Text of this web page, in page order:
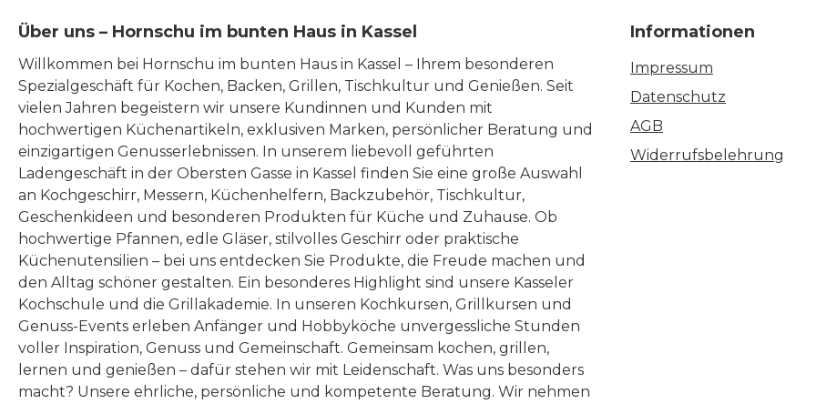
Über uns – Hornschu im bunten Haus in Kassel
Willkommen bei Hornschu im bunten Haus in Kassel – Ihrem besonderen
Spezialgeschäft für Kochen, Backen, Grillen, Tischkultur und Genießen. Seit
vielen Jahren begeistern wir unsere Kundinnen und Kunden mit
hochwertigen Küchenartikeln, exklusiven Marken, persönlicher Beratung und
einzigartigen Genusserlebnissen. In unserem liebevoll geführten
Ladengeschäft in der Obersten Gasse in Kassel finden Sie eine große Auswahl
an Kochgeschirr, Messern, Küchenhelfern, Backzubehör, Tischkultur,
Geschenkideen und besonderen Produkten für Küche und Zuhause. Ob
hochwertige Pfannen, edle Gläser, stilvolles Geschirr oder praktische
Küchenutensilien – bei uns entdecken Sie Produkte, die Freude machen und
den Alltag schöner gestalten. Ein besonderes Highlight sind unsere Kasseler
Kochschule und die Grillakademie. In unseren Kochkursen, Grillkursen und
Genuss-Events erleben Anfänger und Hobbyköche unvergessliche Stunden
voller Inspiration, Genuss und Gemeinschaft. Gemeinsam kochen, grillen,
lernen und genießen – dafür stehen wir mit Leidenschaft. Was uns besonders
macht? Unsere ehrliche, persönliche und kompetente Beratung. Wir nehmen
Informationen
Impressum
Datenschutz
AGB
Widerrufsbelehrung